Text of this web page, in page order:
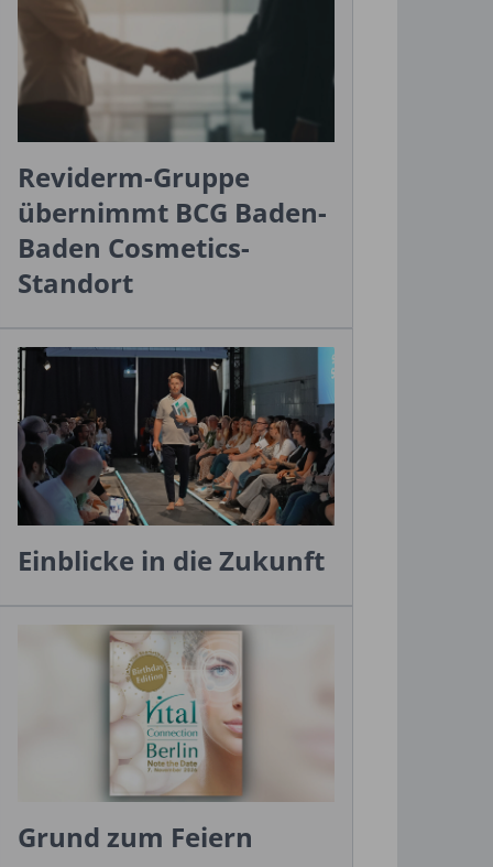
Reviderm-Gruppe
übernimmt BCG Baden-
Baden Cosmetics-
Standort
Einblicke in die Zukunft
Grund zum Feiern